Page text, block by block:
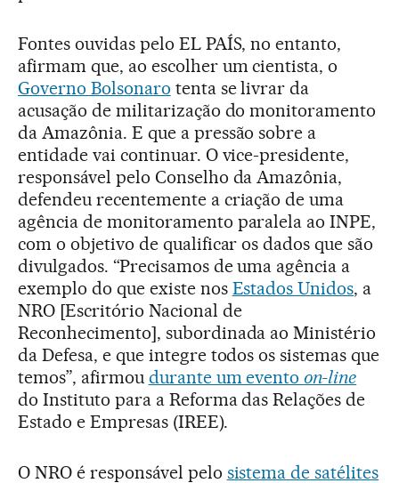
Fontes ouvidas pelo EL PAÍS, no entanto,
afirmam que, ao escolher um cientista, o
Governo Bolsonaro tenta se livrar da
acusação de militarização do monitoramento
da Amazônia. E que a pressão sobre a
entidade vai continuar. O vice-presidente,
responsável pelo Conselho da Amazônia,
defendeu recentemente a criação de uma
agência de monitoramento paralela ao INPE,
com o objetivo de qualificar os dados que são
divulgados. “Precisamos de uma agência a
exemplo do que existe nos Estados Unidos, a
NRO [Escritório Nacional de
Reconhecimento], subordinada ao Ministério
da Defesa, e que integre todos os sistemas que
temos”, afirmou durante um evento on-line
do Instituto para a Reforma das Relações de
Estado e Empresas (IREE).
O NRO é responsável pelo sistema de satélites